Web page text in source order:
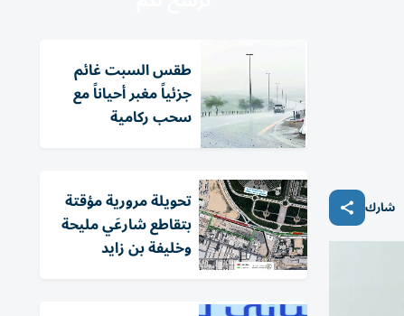
شارك
طقس السبت غائم
جزئياً مغبر أحياناً مع
سحب ركامية
تحويلة مرورية مؤقتة
بتقاطع شارعَي مليحة
وخليفة بن زايد